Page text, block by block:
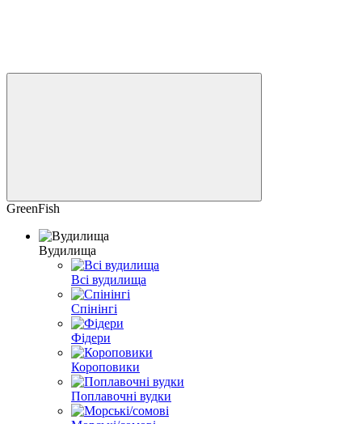
GreenFish
Вудилища
Всі вудилища
Спінінгі
Фідери
Короповики
Поплавочні вудки